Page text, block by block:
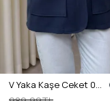
V Yaka Kaşe Ceket 0041 - LACİVERT